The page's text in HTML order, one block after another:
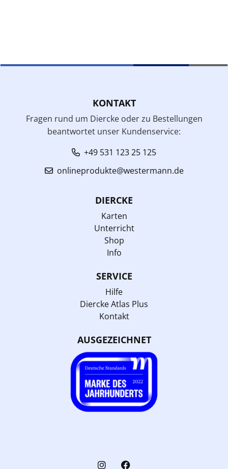
KONTAKT
Fragen rund um Diercke oder zu Bestellungen
beantwortet unser Kundenservice:
+49 531 123 25 125
onlineprodukte@westermann.de
DIERCKE
Karten
Unterricht
Shop
Info
SERVICE
Hilfe
Diercke Atlas Plus
Kontakt
AUSGEZEICHNET